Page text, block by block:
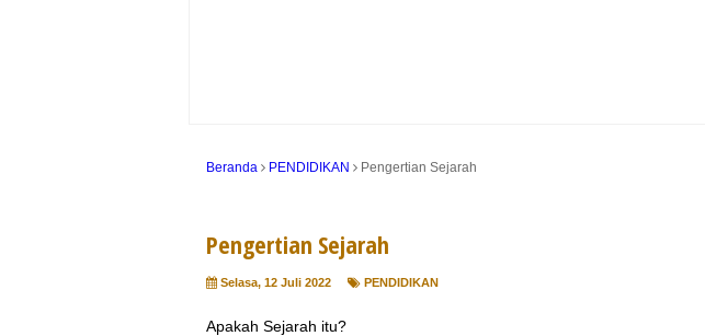
Beranda PENDIDIKAN Pengertian Sejarah
Pengertian Sejarah
Selasa, 12 Juli 2022 PENDIDIKAN
Apakah Sejarah itu?